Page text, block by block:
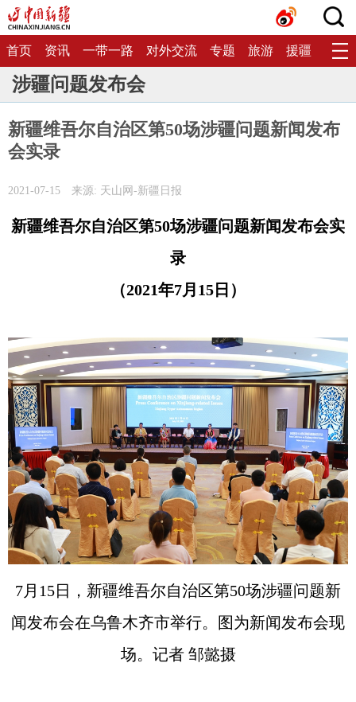
首页 资讯 一带一路 对外交流 专题 旅游 援疆 生态
涉疆问题发布会
新疆维吾尔自治区第50场涉疆问题新闻发布
会实录
2021-07-15 来源: 天山网-新疆日报
新疆维吾尔自治区第50场涉疆问题新闻发布会实
录
（2021年7月15日）
7月15日，新疆维吾尔自治区第50场涉疆问题新
闻发布会在乌鲁木齐市举行。图为新闻发布会现
场。记者 邹懿摄